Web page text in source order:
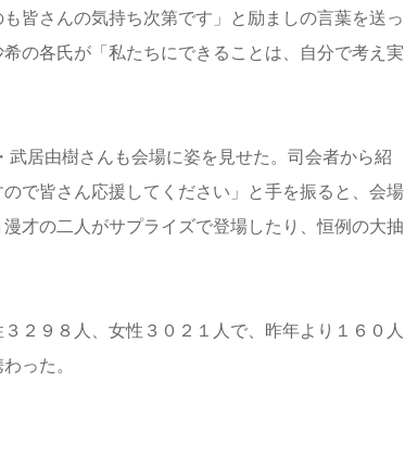
皆さんの気持ち次第です」と励ましの言葉を送っ
の各氏が「私たちにできることは、自分で考え実
居由樹さんも会場に姿を見せた。司会者から紹
で皆さん応援してください」と手を振ると、会場
才の二人がサプライズで登場したり、恒例の大抽
２９８人、女性３０２１人で、昨年より１６０人
った。